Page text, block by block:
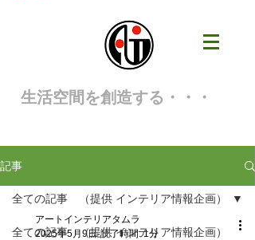
生活空間を創造する・・・
記事
全ての記事 （提供 インテリア情報企画）
全ての記事 （提供 インテリア情報企画）
アートインテリアタムラ
2025年5月9日 読了時間: 1分